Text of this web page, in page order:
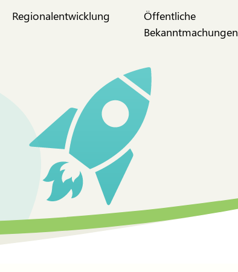
Regionalentwicklung
Öffentliche
Bekanntmachungen